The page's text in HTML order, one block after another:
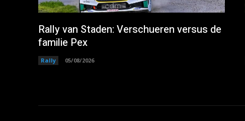
Rally van Staden: Verschueren versus de
familie Pex
Rally 05/08/2026